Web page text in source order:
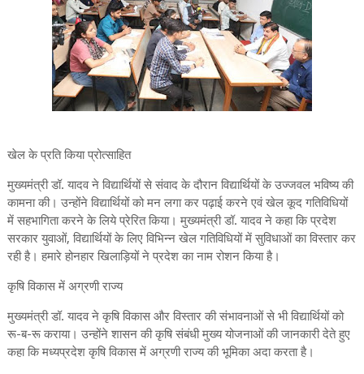
खेल के प्रति किया प्रोत्साहित
मुख्यमंत्री डॉ. यादव ने विद्यार्थियों से संवाद के दौरान विद्यार्थियों के उज्जवल भविष्य की
कामना की। उन्होंने विद्यार्थियों को मन लगा कर पढ़ाई करने एवं खेल कूद गतिविधियों
में सहभागिता करने के लिये प्रेरित किया। मुख्यमंत्री डॉ. यादव ने कहा कि प्रदेश
सरकार युवाओं, विद्यार्थियों के लिए विभिन्न खेल गतिविधियों में सुविधाओं का विस्तार कर
रही है। हमारे होनहार खिलाड़ियों ने प्रदेश का नाम रोशन किया है।
कृषि विकास में अग्रणी राज्य
मुख्यमंत्री डॉ. यादव ने कृषि विकास और विस्तार की संभावनाओं से भी विद्यार्थियों को
रू-ब-रू कराया। उन्होंने शासन की कृषि संबंधी मुख्य योजनाओं की जानकारी देते हुए
कहा कि मध्यप्रदेश कृषि विकास में अग्रणी राज्य की भूमिका अदा करता है।